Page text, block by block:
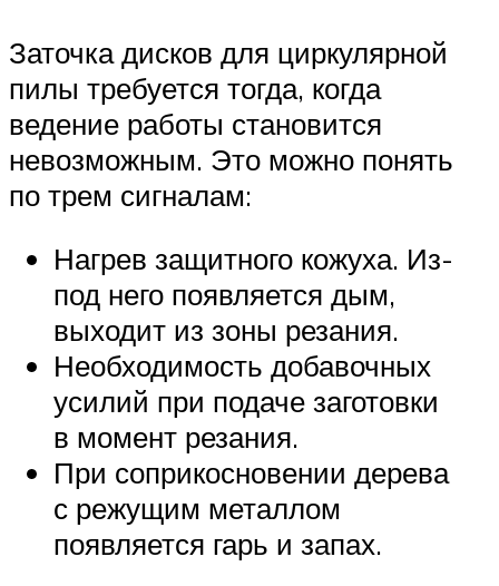
Заточка дисков для циркулярной
пилы требуется тогда, когда
ведение работы становится
невозможным. Это можно понять
по трем сигналам:
Нагрев защитного кожуха. Из-
под него появляется дым,
выходит из зоны резания.
Необходимость добавочных
усилий при подаче заготовки
в момент резания.
При соприкосновении дерева
с режущим металлом
появляется гарь и запах.